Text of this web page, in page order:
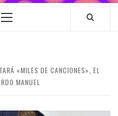
Menú
«MILES DE CANCIONES», EL
MANUEL